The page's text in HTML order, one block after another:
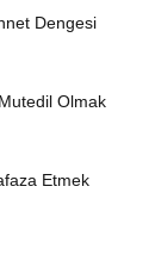
Dengesi
Olmak
Etmek